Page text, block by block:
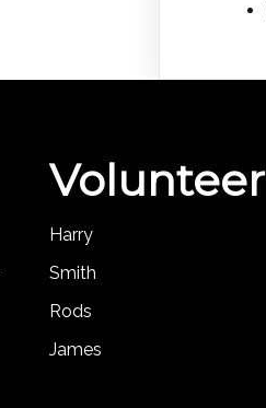
Volunteer
Harry
Smith
Rods
James